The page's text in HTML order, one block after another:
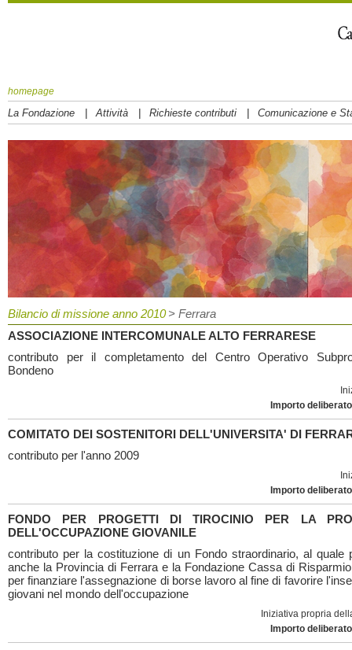
homepage
La Fondazione | Attività | Richieste contributi | Comunicazione e
Bilancio di missione anno 2010 > Ferrara
ASSOCIAZIONE INTERCOMUNALE ALTO FERRARESE
contributo per il completamento del Centro Operativo
Bondeno
Importo
COMITATO DEI SOSTENITORI DELL'UNIVERSITA' DI
contributo per l'anno 2009
Importo
FONDO PER PROGETTI DI TIROCINIO PER LA
DELL'OCCUPAZIONE GIOVANILE
contributo per la costituzione di un Fondo straordinario, al quale
anche la Provincia di Ferrara e la Fondazione Cassa di
per finanziare l'assegnazione di borse lavoro al fine di favorire
giovani nel mondo dell'occupazione
Iniziativa propria
Importo